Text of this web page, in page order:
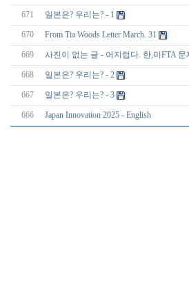
671 일본은? 우리는? - 1
670 From Tia Woods Letter March. 31
669 사진이 없는 글 - 어지럽다. 한,미FTA 문
668 일본은? 우리는? - 2
667 일본은? 우리는? - 3
666 Japan Innovation 2025 - English